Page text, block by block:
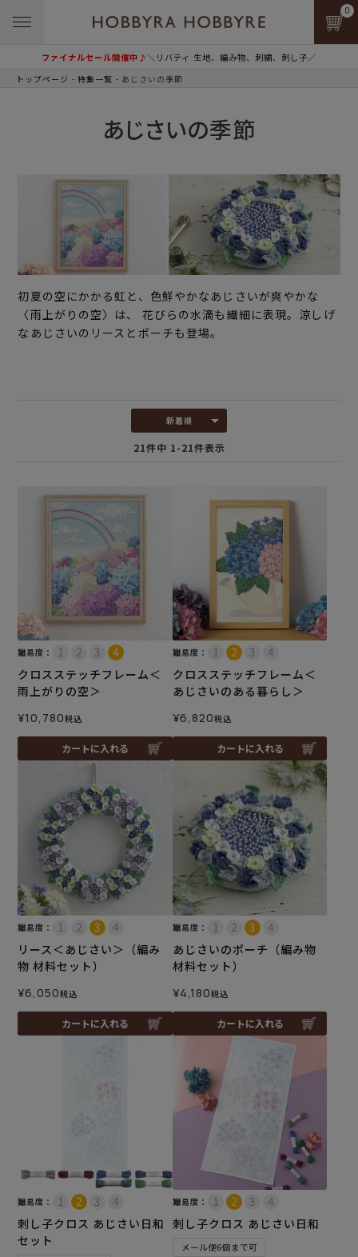
ファイナルセール開催中♪＼リバティ 生地、編み物、刺繍、刺し子／
0
トップページ 特集一覧 あじさいの季節
あじさいの季節
初夏の空にかかる虹と、色鮮やかなあじさいが爽やかな
〈雨上がりの空〉は、 花びらの水滴も繊細に表現。涼しげ
なあじさいのリースとポーチも登場。
新着順
21件中 1-21件表示
難易度：
クロスステッチフレーム＜
雨上がりの空＞
¥10,780税込
カートに入れる
難易度：
クロスステッチフレーム＜
あじさいのある暮らし＞
¥6,820税込
カートに入れる
難易度：
リース＜あじさい＞（編み
物 材料セット）
¥6,050税込
カートに入れる
難易度：
あじさいのポーチ（編み物
材料セット）
¥4,180税込
カートに入れる
難易度：
刺し子クロス あじさい日和
セット
難易度：
刺し子クロス あじさい日和
メール便6個まで可